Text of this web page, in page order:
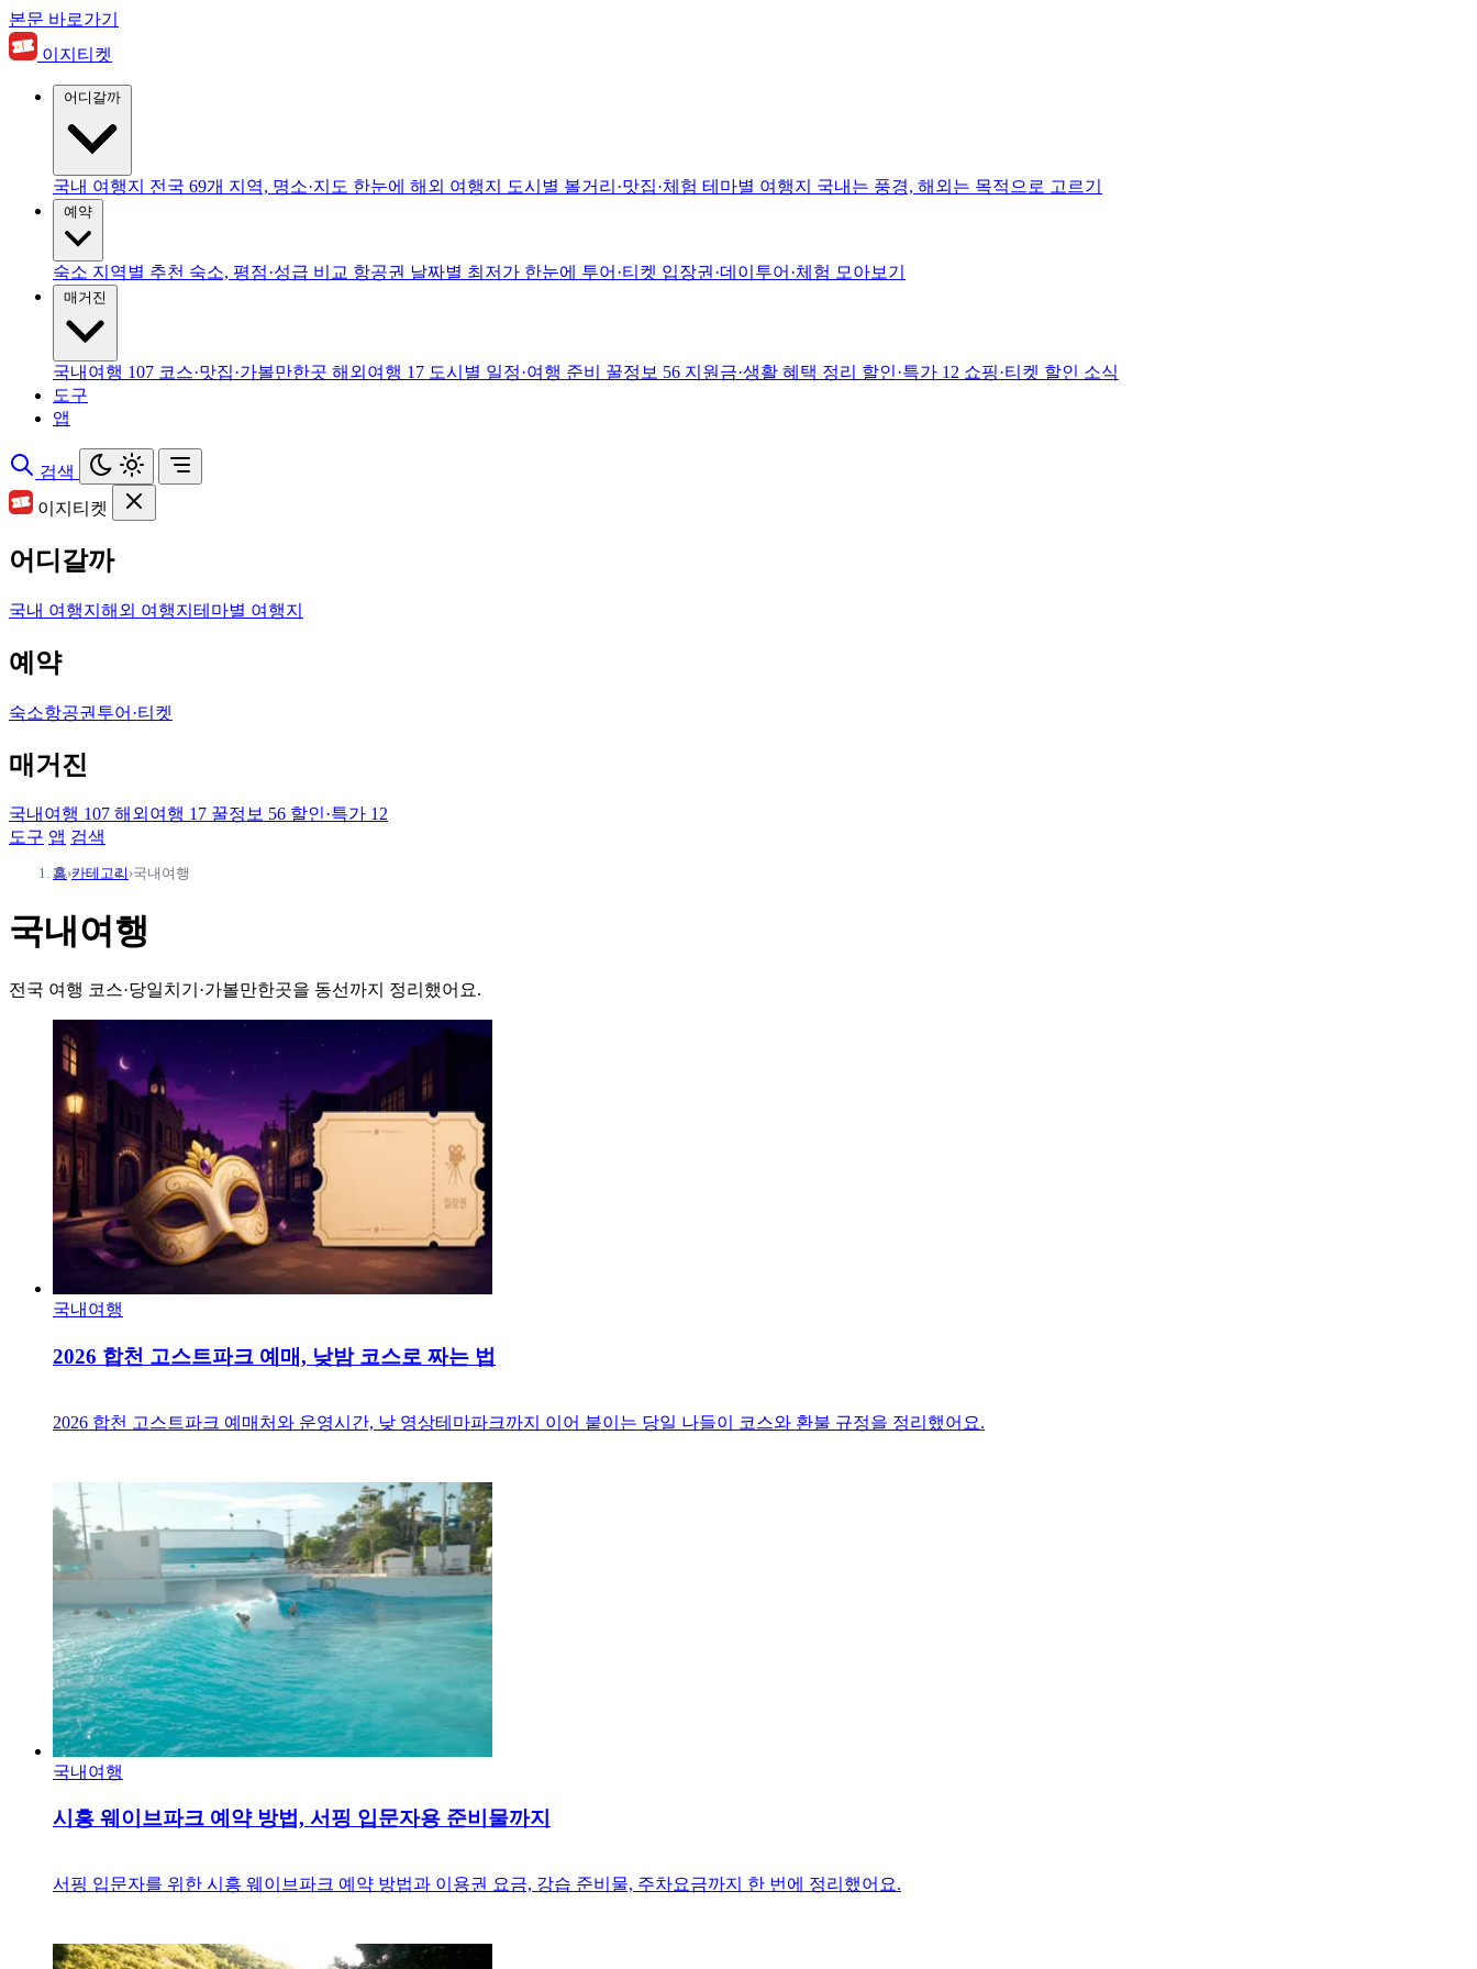
본문 바로가기
이지티켓
국내 여행지 전국 69개 지역, 명소·지도 한눈에 해외 여행지 도시별 볼거리·맛집·체험 테마별 여행지 국내는 풍경, 해외는 목적으로 고르기
숙소 지역별 추천 숙소, 평점·성급 비교 항공권 날짜별 최저가 한눈에 투어·티켓 입장권·데이투어·체험 모아보기
국내여행 107 코스·맛집·가볼만한곳 해외여행 17 도시별 일정·여행 준비 꿀정보 56 지원금·생활 혜택 정리 할인·특가 12 쇼핑·티켓 할인 소식
도구
앱
검색
이지티켓
어디갈까
국내 여행지 해외 여행지 테마별 여행지
예약
숙소항공권 투어·티켓
매거진
국내여행 107 해외여행 17 꿀정보 56 할인·특가 12
도구 앱 검색
홈›카테고리 ›국내여행
국내여행
전국 여행 코스·당일치기·가볼만한곳을 동선까지 정리했어요.
국내여행
2026 합천 고스트파크 예매, 낮밤 코스로 짜는 법
2026 합천 고스트파크 예매처와 운영시간, 낮 영상테마파크까지 이어 붙이는 당일 나들이 코스와 환불 규정을 정리했어요.
국내여행
시흥 웨이브파크 예약 방법, 서핑 입문자용 준비물까지
서핑 입문자를 위한 시흥 웨이브파크 예약 방법과 이용권 요금, 강습 준비물, 주차요금까지 한 번에 정리했어요.